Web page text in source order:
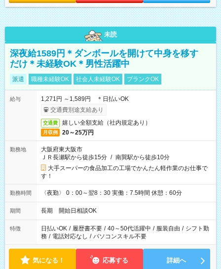
未読
深夜給1589円＊ダンボールを開けて中身を移す
だけ＊未経験OK＊男性活躍中
派遣 職種未経験OK 社会人未経験OK ブランクOK
給与
1,271円 ～1,589円 ＊日払いOK
交通費別途支給あり
交通費 嬉しい全額支給（社内規定あり）
月収例 20～25万円
勤務地
大阪府東大阪市
ＪＲ長瀬駅から徒歩15分 / 南巽駅から徒歩10分
大手スーパーの食品加工の工場でかんたん軽作業のお仕事で
す！
勤務時間 〈夜勤〉 0：00～翌8：30 実働：7.5時間 休憩：60分
期間 長期 開始日相談OK
特徴 日払いOK / 履歴書不要 / 40～50代活躍中 / 服装自由 / シフト勤
務 / 電話対応なし / パソコンスキル不要
気になる！ 応募する 詳細へ